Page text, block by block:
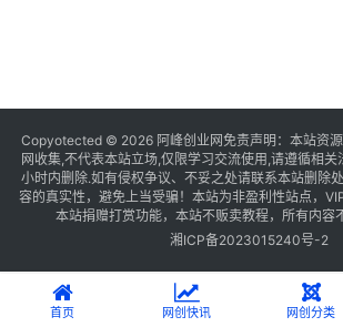
Copyotected © 2026 阿峰创业网 免责声明：本站资
网收集,不代表本站立场,仅限学习交流使用,请遵循相
小时内删除.如有侵权争议、不妥之处请联系本站删除
容的真实性，避免上当受骗！本站为非盈利性站点，
本站捐赠打赏功能，本站不贩卖教程，所有内容
湘ICP备2023015240号-2
首页 网创快讯 网创分类